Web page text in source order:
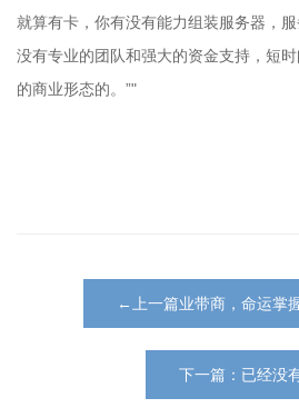
就算有卡，你有没有能力组装服务器，服
没有专业的团队和强大的资金支持，短
的商业形态的。”"
←上一篇业带商，命运掌
下一篇：已经没